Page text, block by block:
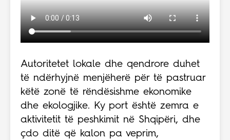
Autoritetet lokale dhe qendrore duhet
të ndërhyjnë menjëherë për të pastruar
këtë zonë të rëndësishme ekonomike
dhe ekologjike. Ky port është zemra e
aktivitetit të peshkimit në Shqipëri, dhe
çdo ditë që kalon pa veprim,